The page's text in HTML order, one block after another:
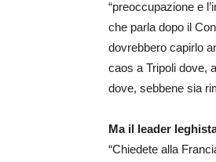
“preoccupazione e
che parla dopo il
dovrebbero capirlo
caos a Tripoli dove,
dove, sebbene sia
Ma il leader
“Chiedete alla